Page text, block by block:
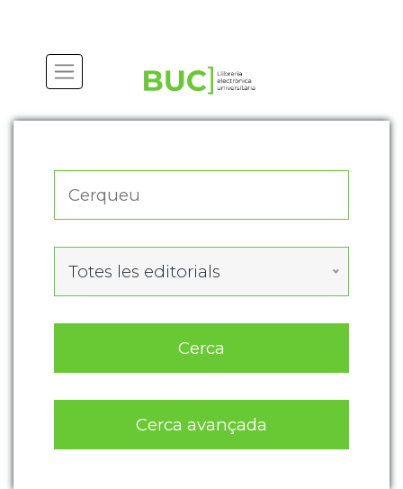
Totes les editorials
Cerca
Cerca avançada